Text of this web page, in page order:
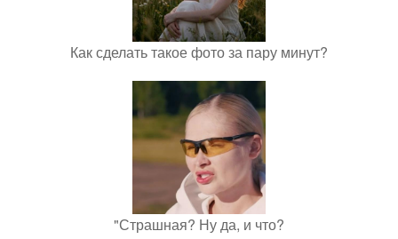
Как сделать такое фото за пару минут?
"Страшная? Ну да, и что?